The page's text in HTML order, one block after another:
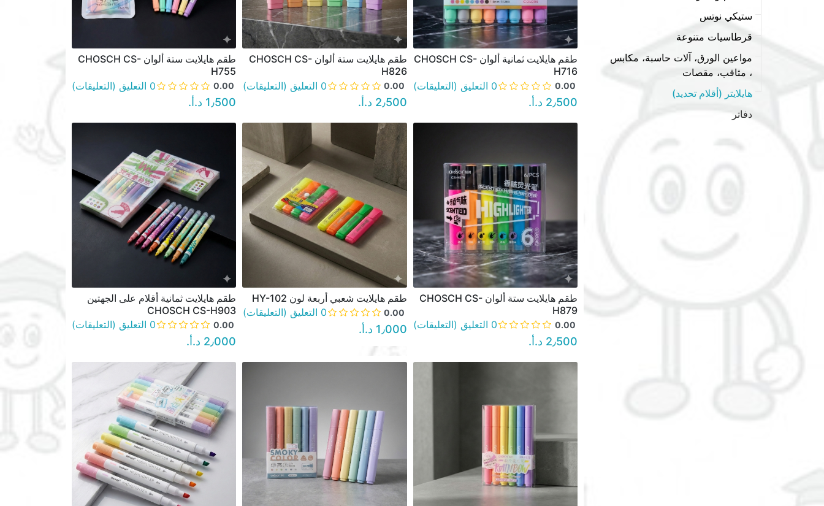
نظرة سريعةطقم هايلايت ثمانية ألوان CHOSCH CS-
H716
0.00 0 التعليق (التعليقات)
2٫500 د.أ.‏
نظرة سريعةطقم هايلايت ستة ألوان CHOSCH CS-
H826
0.00 0 التعليق (التعليقات)
2٫500 د.أ.‏
نظرة سريعةطقم هايلايت ستة ألوان CHOSCH CS-
H755
0.00 0 التعليق (التعليقات)
1٫500 د.أ.‏
نظرة سريعةطقم هايلايت ستة ألوان CHOSCH CS-
H879
0.00 0 التعليق (التعليقات)
2٫500 د.أ.‏
نظرة سريعة
طقم هايلايت شعبي أربعة لون HY-102
0.00 0 التعليق (التعليقات)
1٫000 د.أ.‏
نظرة سريعة
طقم هايلايت ثمانية أقلام على الجهتين
CHOSCH CS-H903
0.00 0 التعليق (التعليقات)
2٫000 د.أ.‏
ستيكي نوتس
قرطاسيات متنوعة
مواعين الورق، آلات حاسبة، مكابس
، مثاقب، مقصات
هايلايتر (أقلام تحديد)
دفاتر